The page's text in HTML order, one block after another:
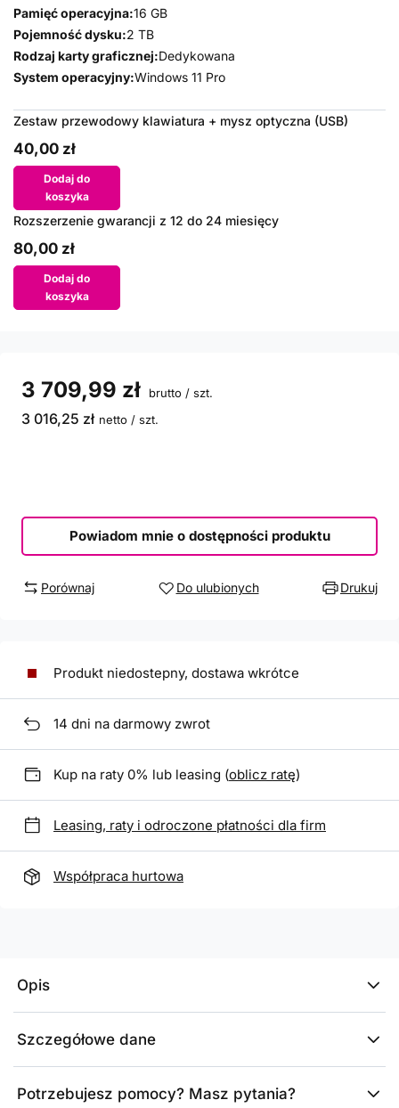
Pamięć operacyjna:16 GB
Pojemność dysku:2 TB
Rodzaj karty graficznej:Dedykowana
System operacyjny:Windows 11 Pro
Zestaw przewodowy klawiatura + mysz optyczna (USB)
40,00 zł
Dodaj do
koszyka
Rozszerzenie gwarancji z 12 do 24 miesięcy
80,00 zł
Dodaj do
koszyka
3 709,99 zł brutto / szt.
3 016,25 zł netto / szt.
Powiadom mnie o dostępności produktu
Porównaj Do ulubionych Drukuj
Produkt niedostepny, dostawa wkrótce
14 dni na darmowy zwrot
Kup na raty 0% lub leasing (oblicz ratę)
Leasing, raty i odroczone płatności dla firm
Współpraca hurtowa
Opis
Szczegółowe dane
Potrzebujesz pomocy? Masz pytania?